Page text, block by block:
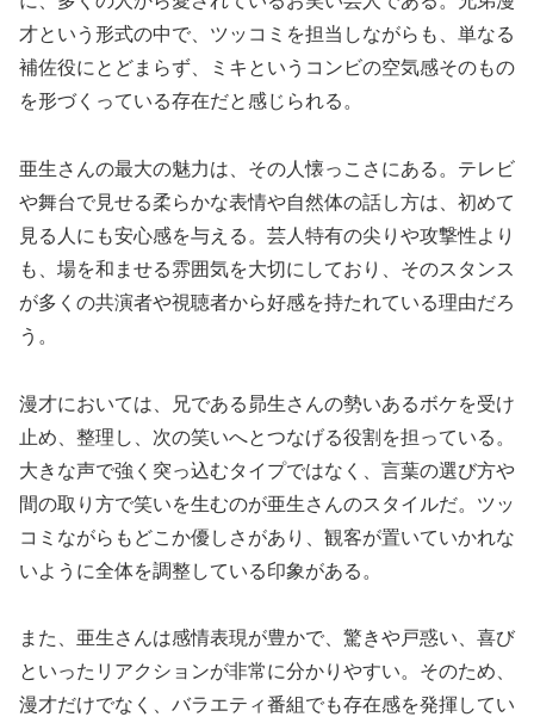
才という形式の中で、ツッコミを担当しながらも、単なる
補佐役にとどまらず、ミキというコンビの空気感そのもの
を形づくっている存在だと感じられる。
亜生さんの最大の魅力は、その人懐っこさにある。テレビ
や舞台で見せる柔らかな表情や自然体の話し方は、初めて
見る人にも安心感を与える。芸人特有の尖りや攻撃性より
も、場を和ませる雰囲気を大切にしており、そのスタンス
が多くの共演者や視聴者から好感を持たれている理由だろ
う。
漫才においては、兄である昴生さんの勢いあるボケを受け
止め、整理し、次の笑いへとつなげる役割を担っている。
大きな声で強く突っ込むタイプではなく、言葉の選び方や
間の取り方で笑いを生むのが亜生さんのスタイルだ。ツッ
コミながらもどこか優しさがあり、観客が置いていかれな
いように全体を調整している印象がある。
また、亜生さんは感情表現が豊かで、驚きや戸惑い、喜び
といったリアクションが非常に分かりやすい。そのため、
漫才だけでなく、バラエティ番組でも存在感を発揮してい